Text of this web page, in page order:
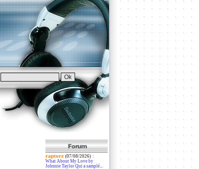
raptorz (07/08/2026):
What About My Love by
Johnnie Taylor Qui a samplé...